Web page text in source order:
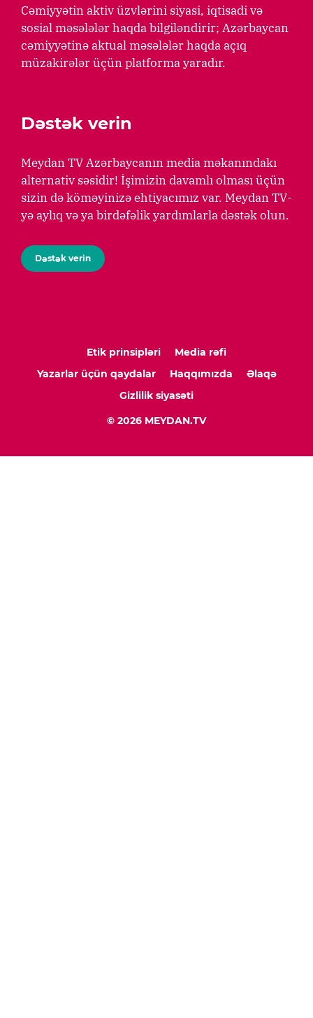
Cəmiyyətin aktiv üzvlərini siyasi, iqtisadi və
sosial məsələlər haqda bilgiləndirir; Azərbaycan
cəmiyyətinə aktual məsələlər haqda açıq
müzakirələr üçün platforma yaradır.
Dəstək verin
Meydan TV Azərbaycanın media məkanındakı
alternativ səsidir! İşimizin davamlı olması üçün
sizin də köməyinizə ehtiyacımız var. Meydan TV-
yə aylıq və ya birdəfəlik yardımlarla dəstək olun.
Dəstək verin
Etik prinsipləri
Media rəfi
Yazarlar üçün qaydalar
Haqqımızda
Əlaqə
Gizlilik siyasəti
© 2026 MEYDAN.TV